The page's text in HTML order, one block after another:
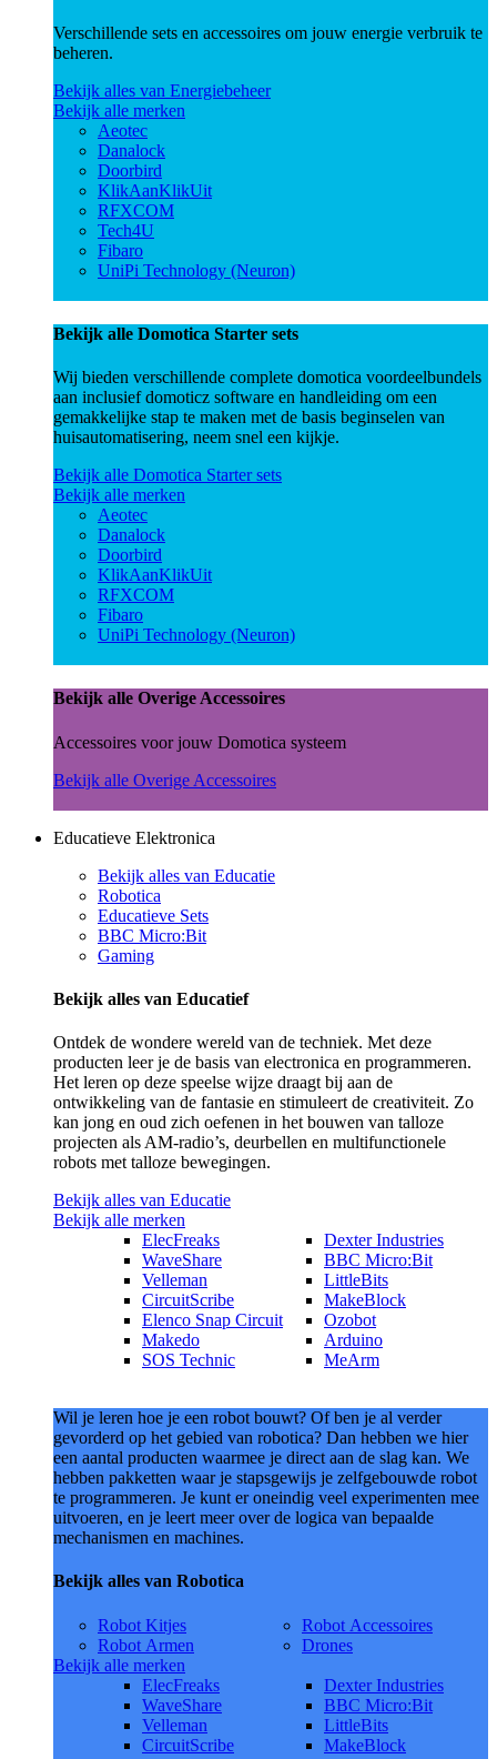
Verschillende sets en accessoires om jouw energie verbruik te
beheren.
Bekijk alles van Energiebeheer
Bekijk alle merken
Aeotec
Danalock
Doorbird
KlikAanKlikUit
RFXCOM
Tech4U
Fibaro
UniPi Technology (Neuron)
Bekijk alle Domotica Starter sets
Wij bieden verschillende complete domotica voordeelbundels
aan inclusief domoticz software en handleiding om een
gemakkelijke stap te maken met de basis beginselen van
huisautomatisering, neem snel een kijkje.
Bekijk alle Domotica Starter sets
Bekijk alle merken
Aeotec
Danalock
Doorbird
KlikAanKlikUit
RFXCOM
Fibaro
UniPi Technology (Neuron)
Bekijk alle Overige Accessoires
Accessoires voor jouw Domotica systeem
Bekijk alle Overige Accessoires
Educatieve Elektronica
Bekijk alles van Educatie
Robotica
Educatieve Sets
BBC Micro:Bit
Gaming
Bekijk alles van Educatief
Ontdek de wondere wereld van de techniek. Met deze
producten leer je de basis van electronica en programmeren.
Het leren op deze speelse wijze draagt bij aan de
ontwikkeling van de fantasie en stimuleert de creativiteit. Zo
kan jong en oud zich oefenen in het bouwen van talloze
projecten als AM-radio’s, deurbellen en multifunctionele
robots met talloze bewegingen.
Bekijk alles van Educatie
Bekijk alle merken
ElecFreaks
WaveShare
Velleman
CircuitScribe
Elenco Snap Circuit
Makedo
SOS Technic
Dexter Industries
BBC Micro:Bit
LittleBits
MakeBlock
Ozobot
Arduino
MeArm
Wil je leren hoe je een robot bouwt? Of ben je al verder
gevorderd op het gebied van robotica? Dan hebben we hier
een aantal producten waarmee je direct aan de slag kan. We
hebben pakketten waar je stapsgewijs je zelfgebouwde robot
te programmeren. Je kunt er oneindig veel experimenten mee
uitvoeren, en je leert meer over de logica van bepaalde
mechanismen en machines.
Bekijk alles van Robotica
Robot Kitjes
Robot Armen
Robot Accessoires
Drones
Bekijk alle merken
ElecFreaks
WaveShare
Velleman
CircuitScribe
Dexter Industries
BBC Micro:Bit
LittleBits
MakeBlock